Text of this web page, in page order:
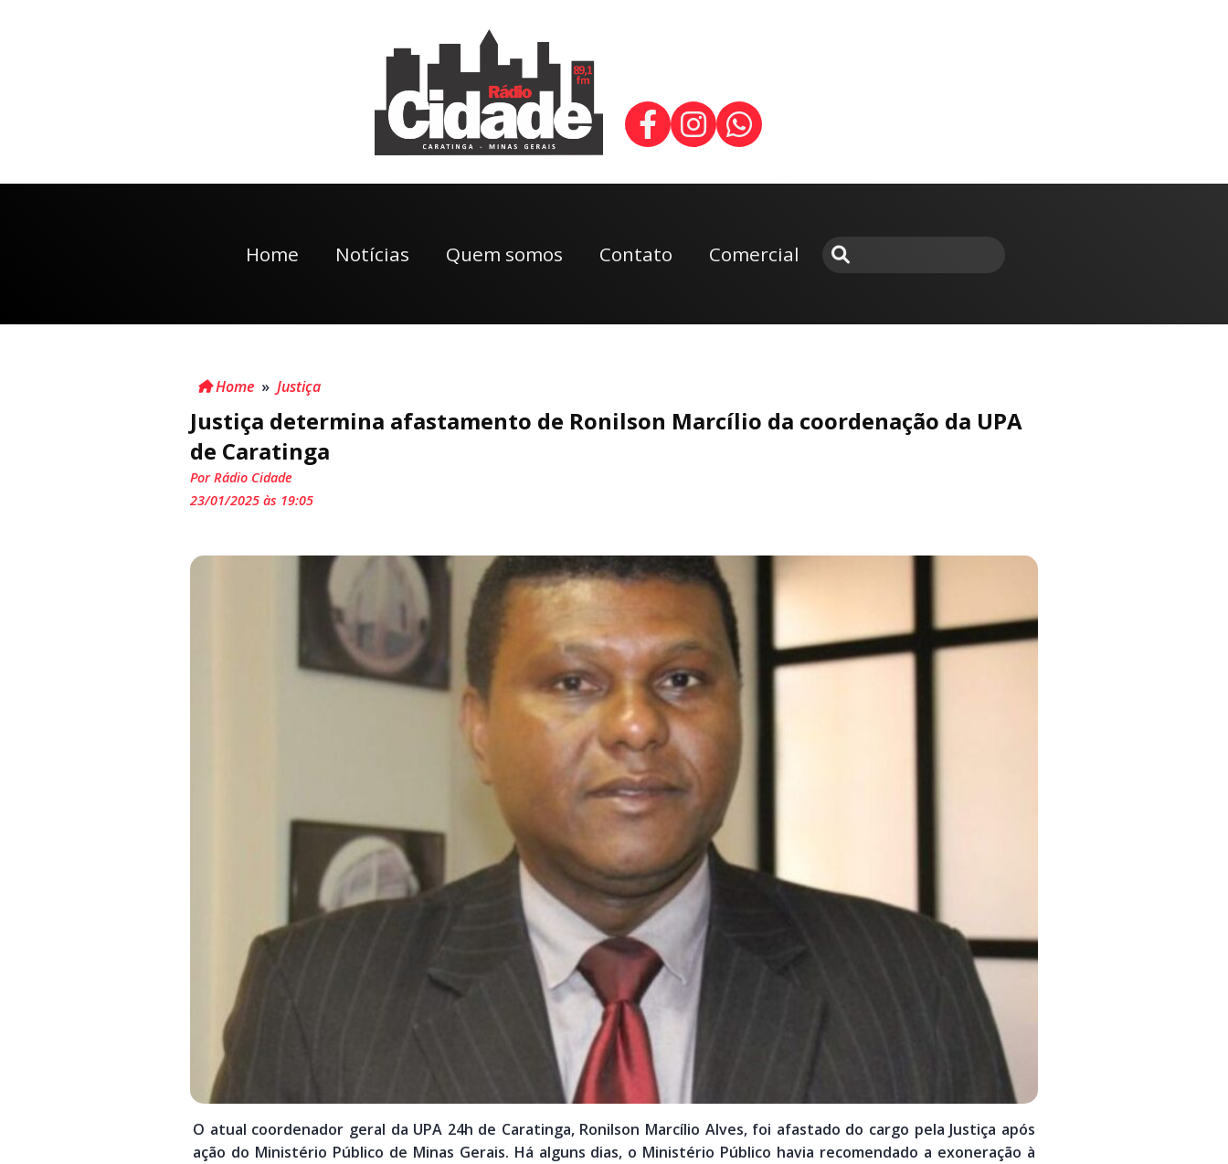
Home Notícias Quem somos Contato Comercial
Home » Justiça
Justiça determina afastamento de Ronilson Marcílio da coordenação da UPA
de Caratinga
Por Rádio Cidade
23/01/2025 às 19:05
O atual coordenador geral da UPA 24h de Caratinga, Ronilson Marcílio Alves, foi afastado do cargo pela Justiça após
ação do Ministério Público de Minas Gerais. Há alguns dias, o Ministério Público havia recomendado a exoneração à